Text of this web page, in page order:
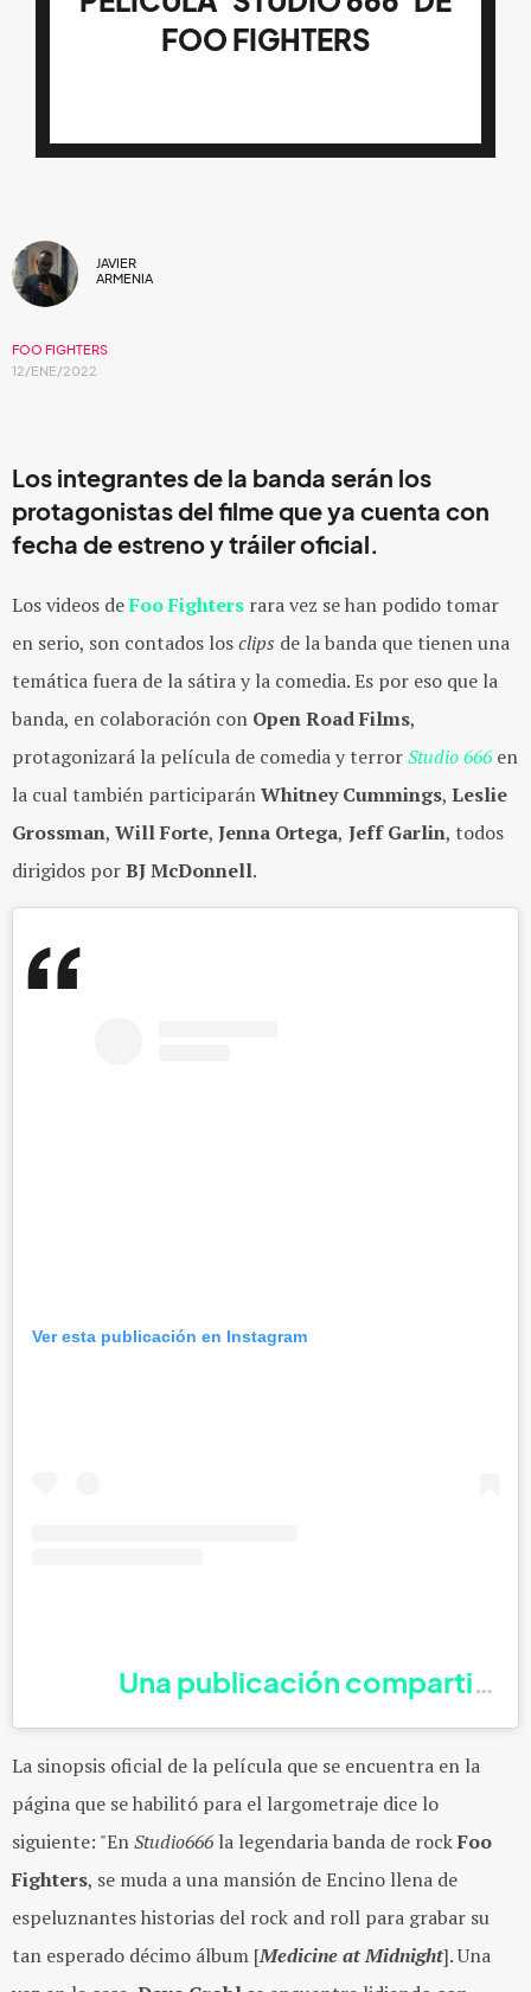
FOO FIGHTERS
JAVIER
ARMENIA
FOO FIGHTERS
12/ENE/2022
Los integrantes de la banda serán los
protagonistas del filme que ya cuenta con
fecha de estreno y tráiler oficial.
Los videos deFoo Fighters rara vez se han podido tomar
en serio, son contados losclips de la banda que tienen una
temática fuera de la sátira y la comedia. Es por eso que la
banda, en colaboración con Open Road Films,
protagonizará la película de comedia y terrorStudio 666 en
la cual también participaránWhitney Cummings, Leslie
Grossman, Will Forte, Jenna Ortega, Jeff Garlin, todos
dirigidos porBJ McDonnell.
Ver esta publicación en Instagram
Una publicación compartida
La sinopsis oficial de la película que se encuentra en la
página que se habilitó para el largometraje dice lo
siguiente: "EnStudio666la legendaria banda de rockFoo
Fighters, se muda a una mansión de Encino llena de
espeluznantes historias del rock and roll para grabar su
tan esperado décimo álbum [Medicine at Midnight]. Una